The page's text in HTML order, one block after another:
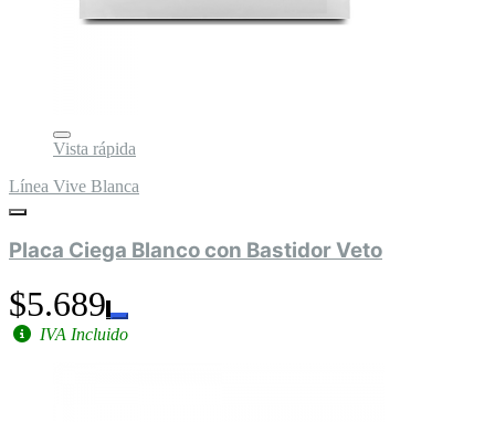
Vista rápida
Línea Vive Blanca
Placa Ciega Blanco con Bastidor Veto
$5.689
IVA Incluido